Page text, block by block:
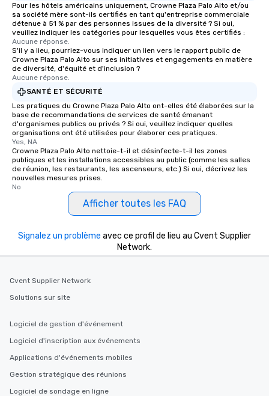
Pour les hôtels américains uniquement, Crowne Plaza Palo Alto et/ou
sa société mère sont-ils certifiés en tant qu'entreprise commerciale
détenue à 51 % par des personnes issues de la diversité ? Si oui,
veuillez indiquer les catégories pour lesquelles vous êtes certifiés :
Aucune réponse.
S'il y a lieu, pourriez-vous indiquer un lien vers le rapport public de
Crowne Plaza Palo Alto sur ses initiatives et engagements en matière
de diversité, d'équité et d'inclusion ?
Aucune réponse.
SANTÉ ET SÉCURITÉ
Les pratiques du Crowne Plaza Palo Alto ont-elles été élaborées sur la
base de recommandations de services de santé émanant
d'organismes publics ou privés ? Si oui, veuillez indiquer quelles
organisations ont été utilisées pour élaborer ces pratiques.
Yes, NA
Crowne Plaza Palo Alto nettoie-t-il et désinfecte-t-il les zones
publiques et les installations accessibles au public (comme les salles
de réunion, les restaurants, les ascenseurs, etc.) Si oui, décrivez les
nouvelles mesures prises.
No
Afficher toutes les FAQ
Signalez un problème avec ce profil de lieu au Cvent Supplier
Network.
Cvent Supplier Network
Solutions sur site
Logiciel de gestion d'événement
Logiciel d'inscription aux événements
Applications d'événements mobiles
Gestion stratégique des réunions
Logiciel de sondage en ligne